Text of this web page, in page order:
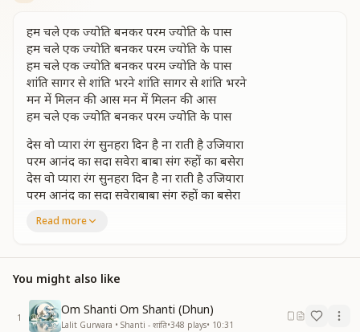
हम चले एक ज्योति बनकर परम ज्योति के पास
हम चले एक ज्योति बनकर परम ज्योति के पास
हम चले एक ज्योति बनकर परम ज्योति के पास
शांति सागर से शांति भरने शांति सागर से शांति भरने
मन में मिलन की आस मन में मिलन की आस
हम चले एक ज्योति बनकर परम ज्योति के पास
देस वो प्यारा रंग सुनहरा दिन है ना राती है उजियारा
परम आनंद का सदा सवेरा बाबा संग रुहों का बसेरा
देस वो प्यारा रंग सुनहरा दिन है ना राती है उजियारा
परम आनंद का सदा सवेराबाबा संग रुहों का बसेरा
मन में मिलन की आस
हम चले एक ज्योति बनकर परम ज्योति के पास
हम चले एक ज्योति बनकर परम ज्योति के पास
हम चले एक ज्योति बनकर परम ज्योति के पास
परम ज्योति के पास परम ज्योति के पास
Read more
You might also like
1
Om Shanti Om Shanti (Dhun)
Lalit Gurwara • Shanti - शांति•348 plays• 10:31